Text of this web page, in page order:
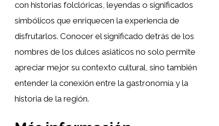
con historias folclóricas, leyendas o significados
simbólicos que enriquecen la experiencia de
disfrutarlos. Conocer el significado detrás de los
nombres de los dulces asiáticos no solo permite
apreciar mejor su contexto cultural, sino también
entender la conexión entre la gastronomía y la
historia de la región.